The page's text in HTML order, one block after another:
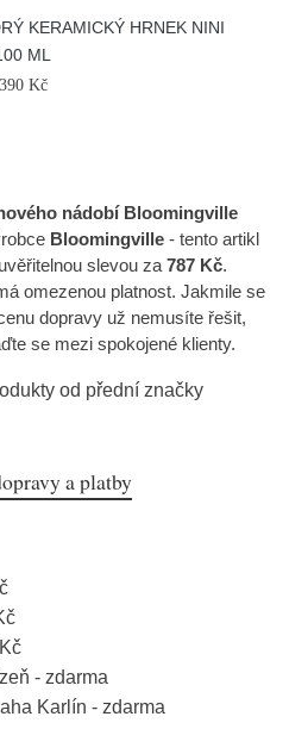
KERAMICKÝ HRNEK NINI
ML
390 Kč
nádobí Bloomingville
Bloomingville - tento artikl
slevou za 787 Kč.
omezenou platnost. Jakmile se
dopravy už nemusíte řešit,
se mezi spokojené klienty.
od přední značky
a platby
- zdarma
Karlín - zdarma